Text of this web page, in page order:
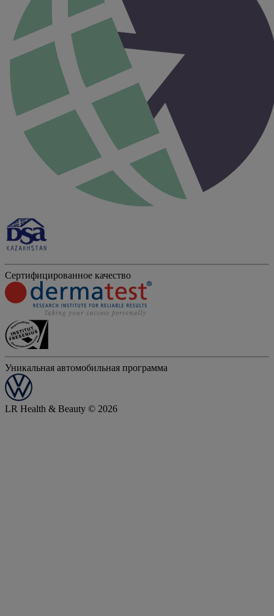
Сертифицированное качество
Уникальная автомобильная программа
LR Health & Beauty © 2026